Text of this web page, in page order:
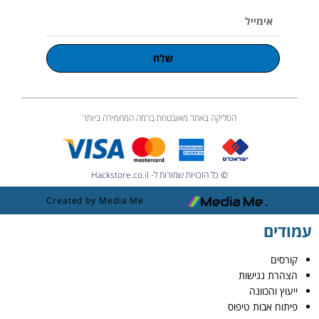
שלח
הסליקה באתר מאובטחת ברמה המחמירה ביותר
© כל הזכויות שמורות ל- Hackstore.co.il
Created by Media Me
עמודים
קורסים
הצהרת נגישות
ייעוץ והכוונה
פיתוח אבות טיפוס